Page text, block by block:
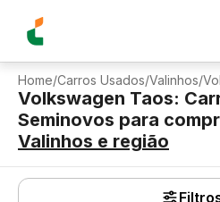
Home/Carros Usados/Valinhos/
Volkswagen Taos:
Seminovos para
Valinhos e região